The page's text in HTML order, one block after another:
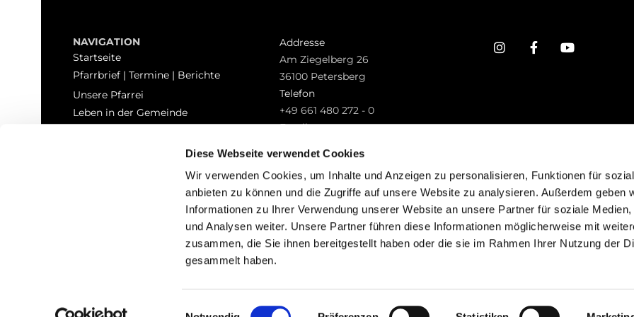
Diese Webseite verwendet Cookies
Wir verwenden Cookies, um Inhalte und Anzeigen zu personalisieren, Funktionen für
anbieten zu können und die Zugriffe auf unsere Website zu analysieren. Außerdem geben
Informationen zu Ihrer Verwendung unserer Website an unsere Partner für soziale Medien,
und Analysen weiter. Unsere Partner führen diese Informationen möglicherweise mit
zusammen, die Sie ihnen bereitgestellt haben oder die sie im Rahmen Ihrer Nutzung der
gesammelt haben.
Einwilligungsauswahl
NAVIGATION
Startseite
Pfarrbrief | Termine | Berichte
Unsere Pfarrei
Leben in der Gemeinde
Addresse
Am Ziegelberg 26
36100 Petersberg
Telefon
+49 661 480 272 - 0
Email
Impressum Datenschutzerklärung ChurchDesk-